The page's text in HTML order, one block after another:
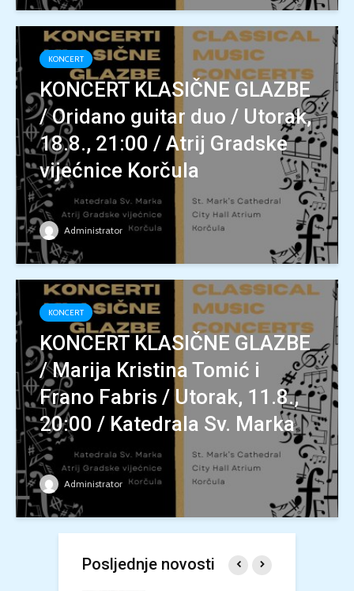
KONCERT
KONCERT KLASIČNE GLAZBE
/ Oridano guitar duo / Utorak,
18.8., 21:00 / Atrij Gradske
vijećnice Korčula
Administrator
KONCERT
KONCERT KLASIČNE GLAZBE
/ Marija Kristina Tomić i
Frano Fabris / Utorak, 11.8.,
20:00 / Katedrala Sv. Marka
Administrator
Posljednje novosti